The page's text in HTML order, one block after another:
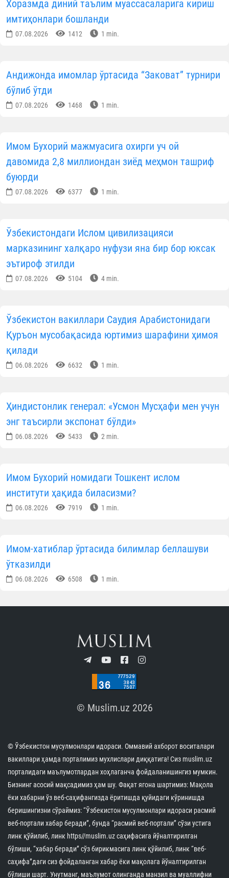
Хоразмда диний таълим муассасаларига кириш
имтиҳонлари бошланди
07.08.2026 1412 1 min.
Андижонда имомлар ўртасида “Заковат” турнири
бўлиб ўтди
07.08.2026 1468 1 min.
Имом Бухорий мажмуасига охирги уч ой
давомида 2,8 миллиондан зиёд меҳмон ташриф
буюрди
07.08.2026 6377 1 min.
Ўзбекистондаги Ислом цивилизацияси
марказининг халқаро нуфузи яна бир бор юксак
эътироф этилди
07.08.2026 5104 4 min.
Ўзбекистон вакиллари Саудия Арабистонидаги
Қуръон мусобақасида юртимиз шарафини ҳимоя
қилади
06.08.2026 6632 1 min.
Ҳиндистонлик генерал: «Усмон Мусҳафи мен учун
энг таъсирли экспонат бўлди»
06.08.2026 5433 2 min.
Имом Бухорий номидаги Тошкент ислом
институти ҳақида биласизми?
06.08.2026 7919 1 min.
Имом-хатиблар ўртасида билимлар беллашуви
ўтказилди
06.08.2026 6508 1 min.
© Muslim.uz 2026
© Ўзбекистон мусулмонлари идораси. Оммавий ахборот воситалари
вакиллари ҳамда порталимиз мухлислари диққатига! Сиз muslim.uz
порталидаги маълумотлардан хоҳлаганча фойдаланишингиз мумкин.
Бизнинг асосий мақсадимиз ҳам шу. Фақат ягона шартимиз: Мақола
ёки хабарни ўз веб-саҳифангизда ёритишда қуйидаги кўринишда
беришингизни сўраймиз: “Ўзбекистон мусулмонлари идораси расмий
веб-портали хабар беради”, бунда “расмий веб-портали” сўзи устига
линк қўйилиб, линк https//muslim.uz саҳифасига йўналтирилган
бўлиши, “хабар беради” сўз бирикмасига линк қўйилиб, линк “веб-
саҳифа”даги сиз фойдаланган хабар ёки мақолага йўналтирилган
бўлиши шарт. Унутманг, маълумот олинганда манзил ва муаллифни